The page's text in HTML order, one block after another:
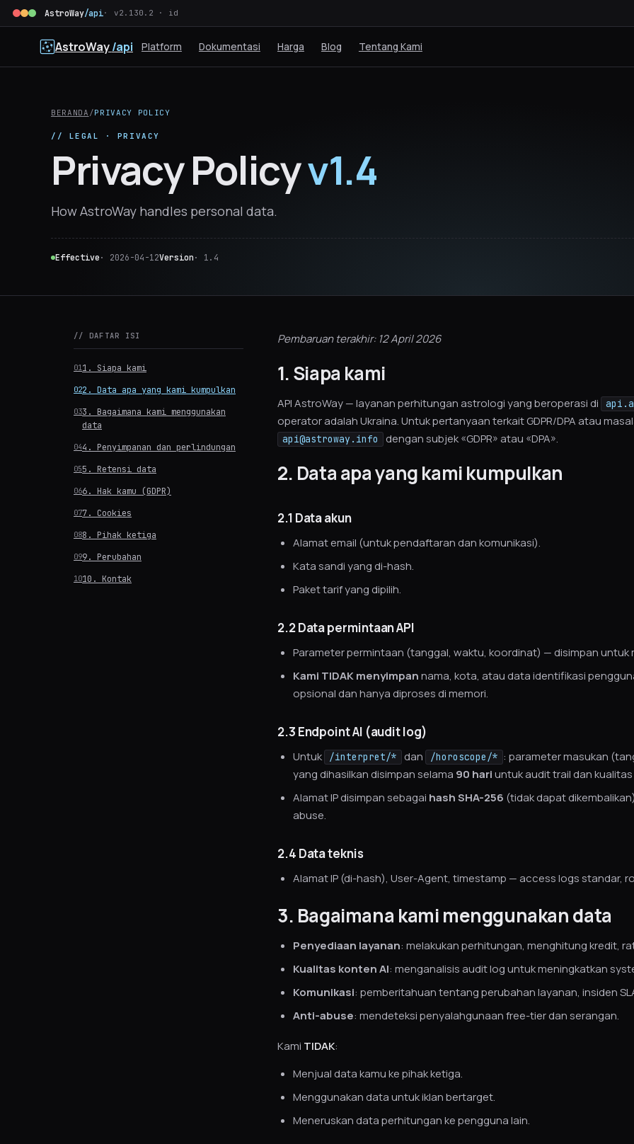
AstroWay/api v2.130.2 · id
AstroWay/api Platform Dokumentasi Harga Blog Tentang Kami
BERANDA /PRIVACY POLICY
// LEGAL · PRIVACY
Privacy Policyv1.4
How AstroWay handles personal data.
Effective · 2026-04-12Version · 1.4
// DAFTAR ISI
1. Siapa kami
2. Data apa yang kami kumpulkan
3. Bagaimana kami menggunakan
data
4. Penyimpanan dan perlindungan
5. Retensi data
6. Hak kamu (GDPR)
7. Cookies
8. Pihak ketiga
9. Perubahan
10. Kontak
Pembaruan terakhir: 12 April 2026
1. Siapa kami
API AstroWay — layanan perhitungan astrologi yang beroperasi di
operator adalah Ukraina. Untuk pertanyaan terkait GDPR/DPA atau
api@astroway.info dengan subjek «GDPR» atau «DPA».
2. Data apa yang kami kumpulkan
2.1 Data akun
Alamat email (untuk pendaftaran dan komunikasi).
Kata sandi yang di-hash.
Paket tarif yang dipilih.
2.2 Data permintaan API
Parameter permintaan (tanggal, waktu, koordinat) — disimpan untuk
Kami TIDAK menyimpannama, kota, atau data identifikasi
opsional dan hanya diproses di memori.
2.3 Endpoint AI (audit log)
Untuk /interpret/* dan /horoscope/* : parameter masukan
yang dihasilkan disimpan selama 90 hariuntuk audit trail dan
Alamat IP disimpan sebagai hash SHA-256 (tidak dapat
abuse.
2.4 Data teknis
Alamat IP (di-hash), User-Agent, timestamp — access logs standar,
3. Bagaimana kami menggunakan data
Penyediaan layanan: melakukan perhitungan, menghitung kredit,
Kualitas konten AI: menganalisis audit log untuk meningkatkan
Komunikasi: pemberitahuan tentang perubahan layanan, insiden
Anti-abuse: mendeteksi penyalahgunaan free-tier dan serangan.
Kami TIDAK:
Menjual data kamu ke pihak ketiga.
Menggunakan data untuk iklan bertarget.
Meneruskan data perhitungan ke pengguna lain.